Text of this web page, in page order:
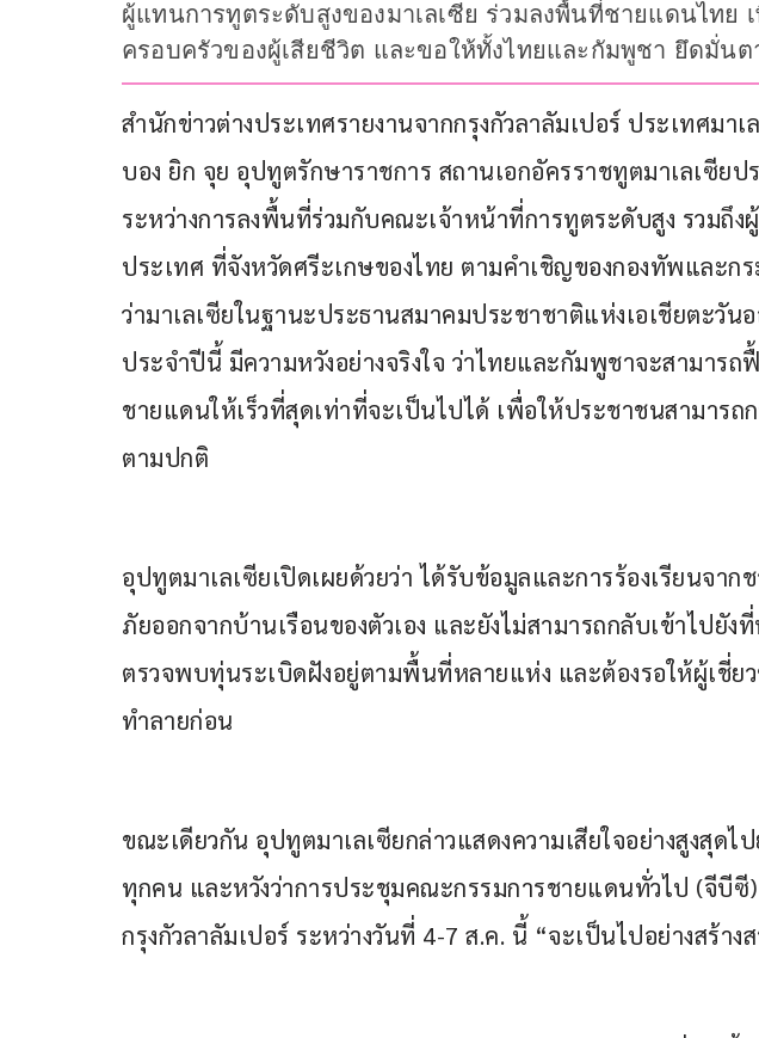
ผู้แทนการทูตระดับสูงของมาเลเซีย ร่วมลงพื้นที่ชายแดนไทย
ครอบครัวของผู้เสียชีวิต และขอให้ทั้งไทยและกัมพูชา ยึดมั่นต
สำนักข่าวต่างประเทศรายงานจากกรุงกัวลาลัมเปอร์ ประเทศมา
บอง ยิก จุย อุปทูตรักษาราชการ สถานเอกอัครราชทูตมาเลเซียป
ระหว่างการลงพื้นที่ร่วมกับคณะเจ้าหน้าที่การทูตระดับสูง รวมถึง
ประเทศ ที่จังหวัดศรีะเกษของไทย ตามคำเชิญของกองทัพและกร
ว่ามาเลเซียในฐานะประธานสมาคมประชาชาติแห่งเอเชียตะวัน
ประจำปีนี้ มีความหวังอย่างจริงใจ ว่าไทยและกัมพูชาจะสามา
ชายแดนให้เร็วที่สุดเท่าที่จะเป็นไปได้ เพื่อให้ประชาชนสามาร
ตามปกติ
อุปทูตมาเลเซียเปิดเผยด้วยว่า ได้รับข้อมูลและการร้องเรียนจาก
ภัยออกจากบ้านเรือนของตัวเอง และยังไม่สามารถกลับเข้าไปยัง
ตรวจพบทุ่นระเบิดฝังอยู่ตามพื้นที่หลายแห่ง และต้องรอให้ผู้เชี่ย
ทำลายก่อน
ขณะเดียวกัน อุปทูตมาเลเซียกล่าวแสดงความเสียใจอย่างสูงสุดไ
ทุกคน และหวังว่าการประชุมคณะกรรมการชายแดนทั่วไป (จีบี
กรุงกัวลาลัมเปอร์ ระหว่างวันที่ 4-7 ส.ค. นี้ “จะเป็นไปอย่างสร้าง